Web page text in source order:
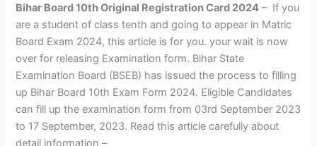
Bihar Board 10th Original Registration Card 2024 – If you
are a student of class tenth and going to appear in Matric
Board Exam 2024, this article is for you. your wait is now
over for releasing Examination form. Bihar State
Examination Board (BSEB) has issued the process to filling
up Bihar Board 10th Exam Form 2024. Eligible Candidates
can fill up the examination form from 03rd September 2023
to 17 September, 2023. Read this article carefully about